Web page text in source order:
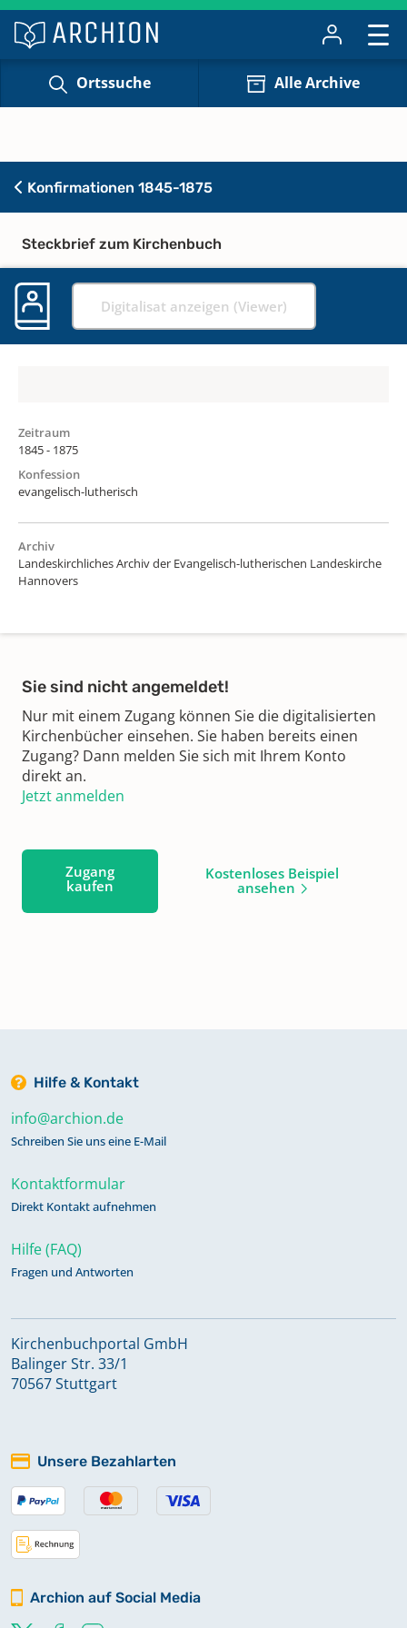
Ortssuche Alle Archive
Konfirmationen 1845-1875
Steckbrief zum Kirchenbuch
Digitalisat anzeigen (Viewer)
Zeitraum
1845 - 1875
Konfession
evangelisch-lutherisch
Archiv
Landeskirchliches Archiv der Evangelisch-lutherischen Landeskirche
Hannovers
Sie sind nicht angemeldet!
Nur mit einem Zugang können Sie die digitalisierten
Kirchenbücher einsehen. Sie haben bereits einen
Zugang? Dann melden Sie sich mit Ihrem Konto
direkt an.
Jetzt anmelden
Zugang
kaufen
Kostenloses Beispiel
ansehen
Hilfe & Kontakt
info@archion.de
Schreiben Sie uns eine E-Mail
Kontaktformular
Direkt Kontakt aufnehmen
Hilfe (FAQ)
Fragen und Antworten
Kirchenbuchportal GmbH
Balinger Str. 33/1
70567 Stuttgart
Unsere Bezahlarten
Archion auf Social Media